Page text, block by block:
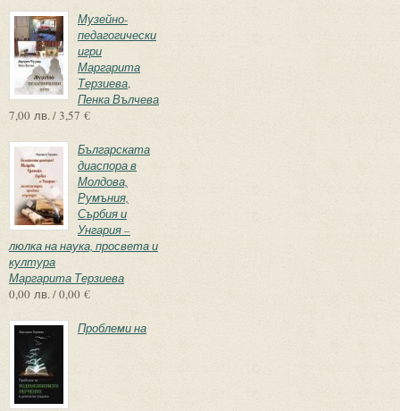
Музейно-
педагогически
игри
Маргарита
Терзиева,
Пенка Вълчева
7,00 лв. / 3,57 €
Българската
диаспора в
Молдова,
Румъния,
Сърбия и
Унгария –
люлка на наука, просвета и
култура
Маргарита Терзиева
0,00 лв. / 0,00 €
Проблеми на